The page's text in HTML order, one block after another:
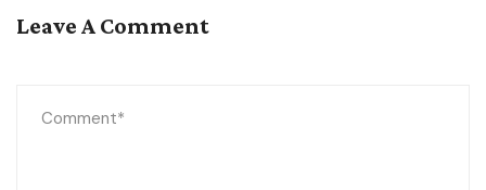
Leave A Comment